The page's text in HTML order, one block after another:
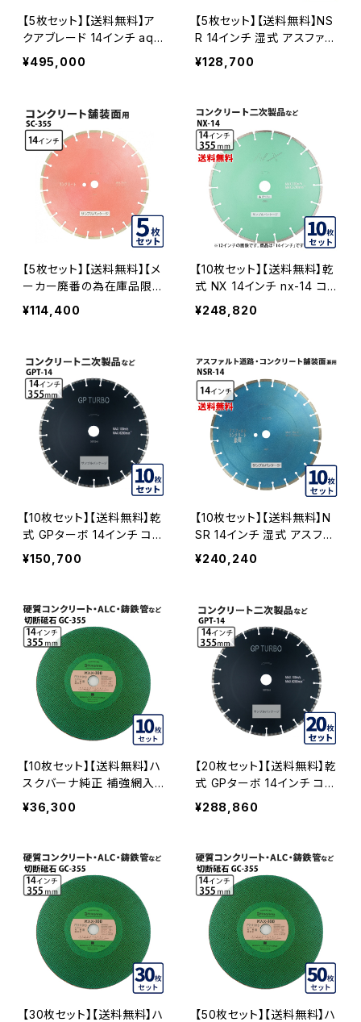
【5枚セット】【送料無料】ア
クアブレード 14インチ aqu
a-355【ダイヤツール株式会
社】 埋設鋳鉄管工事対応 A
¥495,000
【5枚セット】【送料無料】NS
R 14インチ 湿式 アスファル
ト道路・コンクリート舗装面
兼用 一般道路カッター専用
ド カッターブレード 刃 NSR
-14-05
¥128,700
【5枚セット】【送料無料】【メ
ーカー廃番の為在庫品限
り】湿式 SC 道路 コンクリ
ート用 14インチ 一般道路
舗装面用 sc-355 SC-355
-05
¥114,400
【10枚セット】【送料無料】乾
式 NX 14インチ nx-14 コン
クリート二次製品など セグ
メントタイプ NX-14-10
¥248,820
【10枚セット】【送料無料】乾
式 GPターボ 14インチ コン
クリート二次製品など gpt-
14 GPT-14-10
¥150,700
【10枚セット】【送料無料】N
SR 14インチ 湿式 アスファ
ルト道路・コンクリート舗装
面兼用 一般道路カッター専
ード カッターブレード 刃 N
SR-14-10
¥240,240
【10枚セット】【送料無料】ハ
スクバーナ純正 補強網入り
切断砥石 14インチ 非金属
用 GC-355 硬質コンクリー
55
¥36,300
【20枚セット】【送料無料】乾
式 GPターボ 14インチ コン
クリート二次製品など gpt-
14 GPT-14-20
¥288,860
【30枚セット】【送料無料】ハ
【50枚セット】【送料無料】ハ